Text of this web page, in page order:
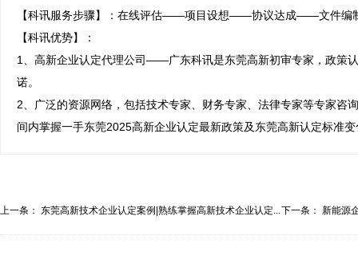
【科讯服务步骤】：在线评估——项目设想——协议达成——文件
【科讯优势】：
1、高新企业认定代理公司——广东科讯是东莞高新初审专家，政策
诺。
2、广泛的资源网络，包括技术专家、财务专家、法律专家等专家咨
间内掌握一手东莞2025高新企业认定最新政策及东莞高新认定标准
上一条： 东莞高新技术企业认定案例|熟练掌握高新技术企业认定...下一条： 新能源